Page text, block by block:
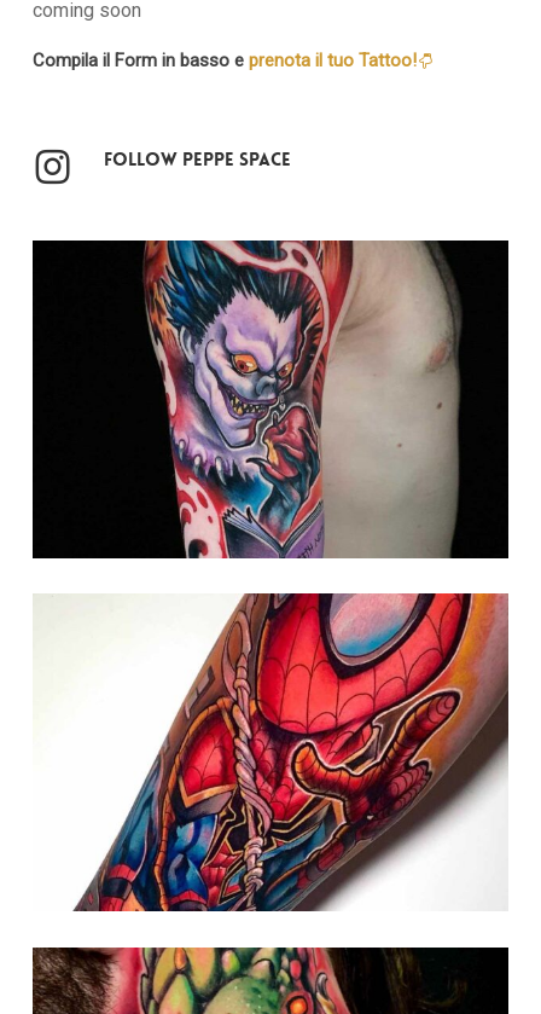
coming soon
Compila il Form in basso e prenota il tuo Tattoo!
Follow Peppe Space